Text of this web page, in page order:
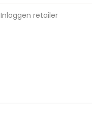
Inloggen retailer